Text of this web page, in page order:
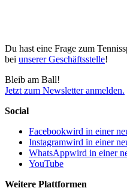
Du hast eine Frage zum
bei unserer Geschäftsstelle!
Bleib am Ball!
Jetzt zum Newsletter anmelden.
Social
Facebookwird in einer
Instagramwird in einer
WhatsAppwird in einer
YouTube
Weitere Plattformen